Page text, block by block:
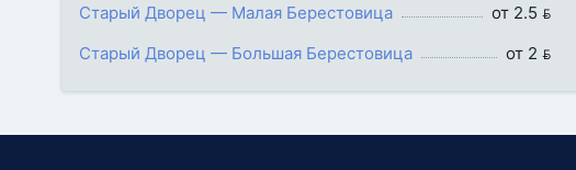
Старый Дворец — Малая Берестовица
от 2.5 
Старый Дворец — Большая Берестовица
от 2 